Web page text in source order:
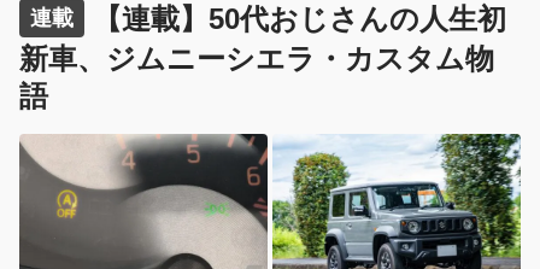
スタム熱は冷めることなく、当然のようにシエラもイジる気
満々。初のリフトアップ仕様にあーだこーだと妄想が止まり
ません。“人生初の新車”を、ときにD.I.Yで、ときにプロの手
腕を頼ってどうイジっていくのか!? オーナー目線のカスタム
物語を不定期連載でお届けします！
連載
【連載】50代おじさんの人生初
新車、ジムニーシエラ・カスタム物
語